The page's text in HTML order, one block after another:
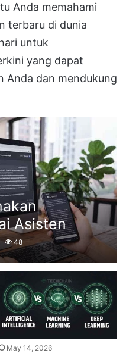
Anda memahami
terbaru di dunia
untuk
yang dapat
Anda dan mendukung
Asisten
48
May 14, 2026